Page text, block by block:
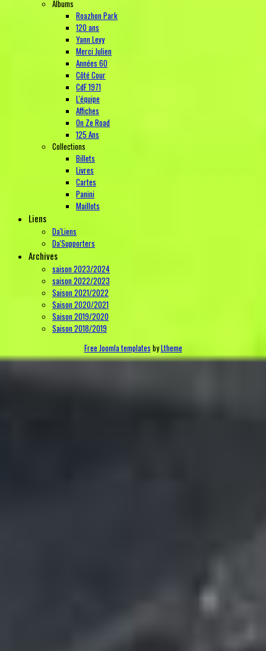
Albums
Roazhon Park
120 ans
Yann Levy
Merci Julien
Années 60
Côté Cour
CdF 1971
L'équipe
Affiches
On Ze Road
125 Ans
Collections
Billets
Livres
Cartes
Panini
Maillots
Liens
Da'Liens
Da'Supporters
Archives
saison 2023/2024
saison 2022/2023
Saison 2021/2022
Saison 2020/2021
Saison 2019/2020
Saison 2018/2019
Free Joomla templates byLtheme